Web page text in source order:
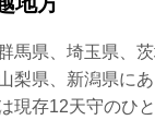
馬県、埼玉県、
梨県、新潟県にあ
現存12天守のひ